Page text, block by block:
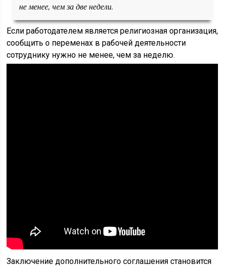
не менее, чем за две недели.
Если работодателем является религиозная организация,
сообщить о переменах в рабочей деятельности
сотруднику нужно не менее, чем за неделю.
Заключение дополнительного соглашения становится